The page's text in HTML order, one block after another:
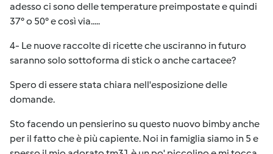
adesso ci sono delle temperature preimpostate e quindi
37° o 50° e così via.....
4- Le nuove raccolte di ricette che usciranno in futuro
saranno solo sottoforma di stick o anche cartacee?
Spero di essere stata chiara nell'esposizione delle
domande.
Sto facendo un pensierino su questo nuovo bimby anche
per il fatto che è più capiente. Noi in famiglia siamo in 5 e